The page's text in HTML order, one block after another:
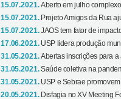
15.07.2021.Aberto em julho
15.07.2021. Projeto Amigos da Rua
15.07.2021.JAOS tem fator de
17.06.2021. USP lidera produção
31.05.2021.Abertas inscrições para
31.05.2021.Saúde coletiva na
31.05.2021. USP e Sebrae
20.05.2021. Disfagia no XV Meeting